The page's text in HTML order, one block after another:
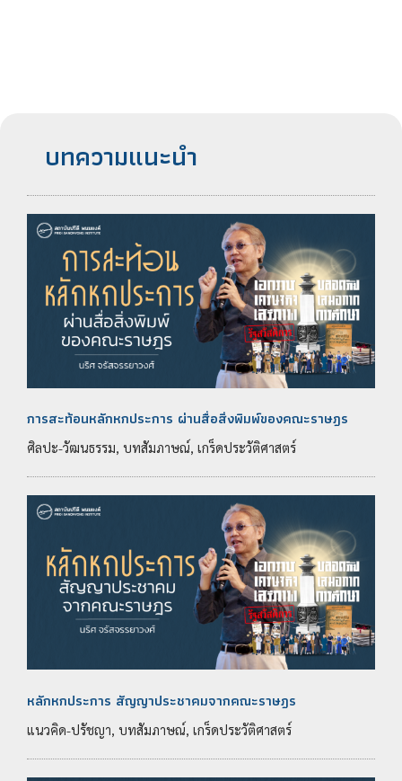
บทความแนะนำ
การสะท้อนหลักหกประการ ผ่านสื่อสิ่งพิมพ์ของคณะราษฎร
ศิลปะ-วัฒนธรรม, บทสัมภาษณ์, เกร็ดประวัติศาสตร์
หลักหกประการ สัญญาประชาคมจากคณะราษฎร
แนวคิด-ปรัชญา, บทสัมภาษณ์, เกร็ดประวัติศาสตร์